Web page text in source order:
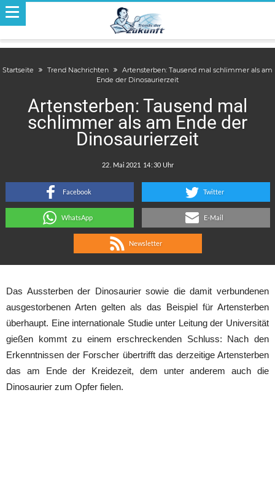
Startseite Trend Nachrichten
Artensterben: Tausend mal schlimmer als am
Ende der Dinosaurierzeit
Artensterben: Tausend mal
schlimmer als am Ende der
Dinosaurierzeit
:
Facebook Twitter
WhatsApp E-Mail
Newsletter
Das Aussterben der Dinosaurier sowie die damit verbundenen
ausgestorbenen Arten gelten als das Beispiel für Artensterben
überhaupt. Eine internationale Studie unter Leitung der Universität
gießen kommt zu einem erschreckenden Schluss: Nach den
Erkenntnissen der Forscher übertrifft das derzeitige Artensterben
das am Ende der Kreidezeit, dem unter anderem auch die
Dinosaurier zum Opfer fielen.